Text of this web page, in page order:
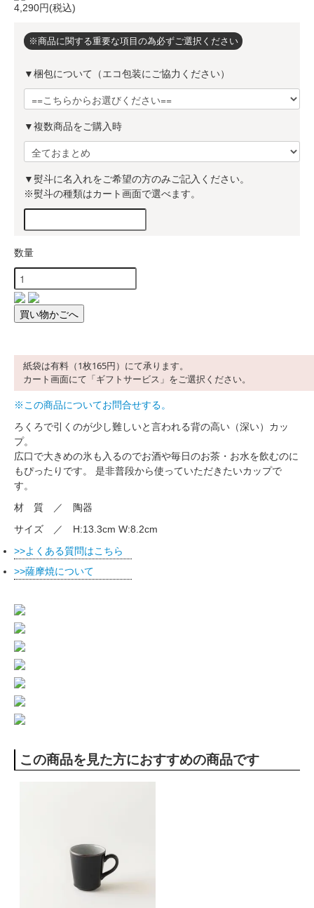
4,290円(税込)
※商品に関する重要な項目の為必ずご選択ください
▼梱包について（エコ包装にご協力ください）
▼複数商品をご購入時
▼熨斗に名入れをご希望の方のみご記入ください。
※熨斗の種類はカート画面で選べます。
数量
紙袋は有料（1枚165円）にて承ります。
カート画面にて「ギフトサービス」をご選択ください。
※この商品についてお問合せする。
ろくろで引くのが少し難しいと言われる背の高い（深い）カッ
プ。
広口で大きめの氷も入るのでお酒や毎日のお茶・お水を飲むのに
もぴったりです。 是非普段から使っていただきたいカップで
す。
材 質 ／ 陶器
サイズ ／ H:13.3cm W:8.2cm
よくある質問はこちら
薩摩焼について
この商品を見た方におすすめの商品です